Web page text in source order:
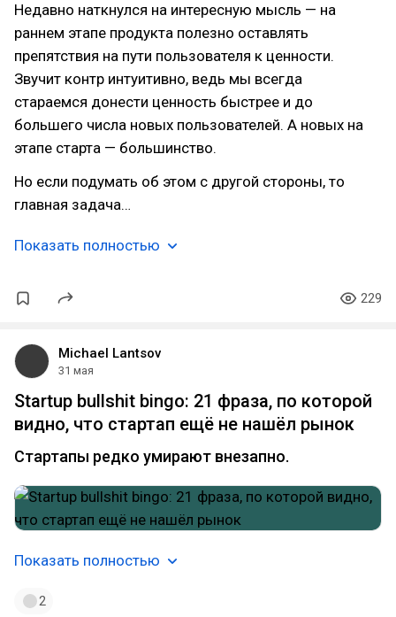
Недавно наткнулся на интересную мысль — на
раннем этапе продукта полезно оставлять
препятствия на пути пользователя к ценности.
Звучит контр интуитивно, ведь мы всегда
стараемся донести ценность быстрее и до
большего числа новых пользователей. А новых на
этапе старта — большинство.
Но если подумать об этом с другой стороны, то
главная задача…
Показать полностью
229
Michael Lantsov
31 мая
Startup bullshit bingo: 21 фраза, по которой
видно, что стартап ещё не нашёл рынок
Стартапы редко умирают внезапно.
Показать полностью
2